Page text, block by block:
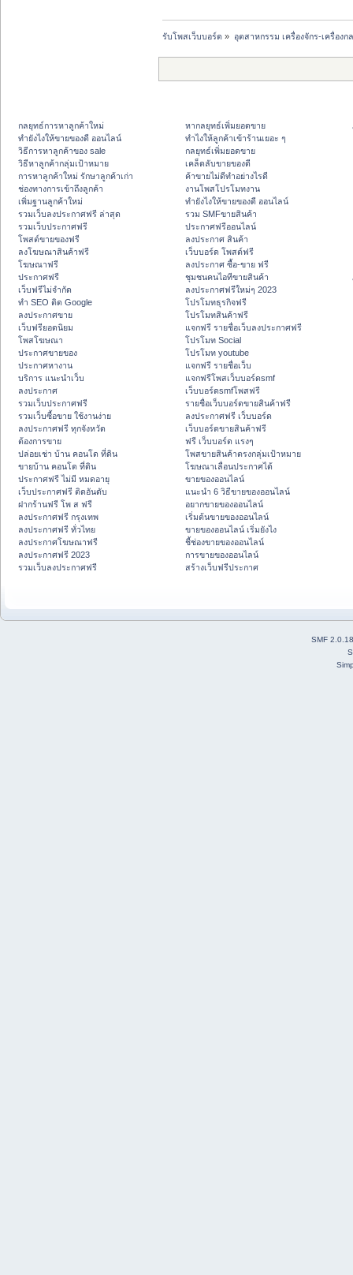
รับโพสเว็บบอร์ด » อุตสาหกรรม เครื่องจักร-เครื่อง
กลยุทธ์การหาลูกค้าใหม่
ทํายังไงให้ขายของดี ออนไลน์
วิธีการหาลูกค้าของ sale
วิธีหาลูกค้ากลุ่มเป้าหมาย
การหาลูกค้าใหม่ รักษาลูกค้าเก่า
ช่องทางการเข้าถึงลูกค้า
เพิ่มฐานลูกค้าใหม่
รวมเว็บลงประกาศฟรี ล่าสุด
รวมเว็บประกาศฟรี
โพสต์ขายของฟรี
ลงโฆษณาสินค้าฟรี
โฆษณาฟรี
ประกาศฟรี
เว็บฟรีไม่จำกัด
ทำ SEO ติด Google
ลงประกาศขาย
เว็บฟรียอดนิยม
โพสโฆษณา
ประกาศขายของ
ประกาศหางาน
บริการ แนะนำเว็บ
ลงประกาศ
รวมเว็บประกาศฟรี
รวมเว็บซื้อขาย ใช้งานง่าย
ลงประกาศฟรี ทุกจังหวัด
ต้องการขาย
ปล่อยเช่า บ้าน คอนโด ที่ดิน
ขายบ้าน คอนโด ที่ดิน
ประกาศฟรี ไม่มี หมดอายุ
เว็บประกาศฟรี ติดอันดับ
ฝากร้านฟรี โพ ส ฟรี
ลงประกาศฟรี กรุงเทพ
ลงประกาศฟรี ทั่วไทย
ลงประกาศโฆษณาฟรี
ลงประกาศฟรี 2023
รวมเว็บลงประกาศฟรี
หากลยุทธ์เพิ่มยอดขาย
ทําไงให้ลูกค้าเข้าร้านเยอะ ๆ
กลยุทธ์เพิ่มยอดขาย
เคล็ดลับขายของดี
ค้าขายไม่ดีทำอย่างไรดี
งานโพสโปรโมทงาน
ทํายังไงให้ขายของดี ออนไลน์
รวม SMFขายสินค้า
ประกาศฟรีออนไลน์
ลงประกาศ สินค้า
เว็บบอร์ด โพสต์ฟรี
ลงประกาศ ซื้อ-ขาย ฟรี
ชุมชนคนไอทีขายสินค้า
ลงประกาศฟรีใหม่ๆ 2023
โปรโมทธุรกิจฟรี
โปรโมทสินค้าฟรี
แจกฟรี รายชื่อเว็บลงประกาศฟรี
โปรโมท Social
โปรโมท youtube
แจกฟรี รายชื่อเว็บ
แจกฟรีโพสเว็บบอร์ดsmf
เว็บบอร์ดsmfโพสฟรี
รายชื่อเว็บบอร์ดขายสินค้าฟรี
ลงประกาศฟรี เว็บบอร์ด
เว็บบอร์ดขายสินค้าฟรี
ฟรี เว็บบอร์ด แรงๆ
โพสขายสินค้าตรงกลุ่มเป้าหมาย
โฆษณาเลื่อนประกาศได้
ขายของออนไลน์
แนะนำ 6 วิธีขายของออนไลน์
อยากขายของออนไลน์
เริ่มต้นขายของออนไลน์
ขายของออนไลน์ เริ่มยังไง
ชี้ช่องขายของออนไลน์
การขายของออนไลน์
สร้างเว็บฟรีประกาศ
SMF 2.0.18